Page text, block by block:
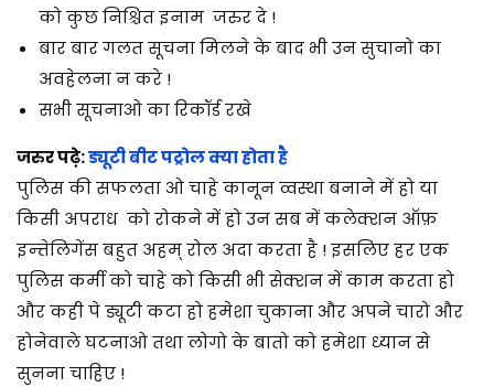
को कुछ निश्चित इनाम जरुर दे !
बार बार गलत सूचना मिलने के बाद भी उन सुचानो का
अवहेलना न करे !
सभी सूचनाओ का रिकॉर्ड रखे
जरुर पढ़े:ड्यूटी बीट पट्रोल क्या होता है
पुलिस की सफलता ओ चाहे कानून व्वस्था बनाने में हो या
किसी अपराध को रोकने में हो उन सब में कलेक्शन ऑफ़
इन्त्तेलिगेंस बहुत अहम् रोल अदा करता है ! इसलिए हर एक
पुलिस कर्मी को चाहे को किसी भी सेक्शन में काम करता हो
और कही पे ड्यूटी कटा हो हमेशा चुकाना और अपने चारो और
होनेवाले घटनाओ तथा लोगो के बातो को हमेशा ध्यान से
सुनना चाहिए !